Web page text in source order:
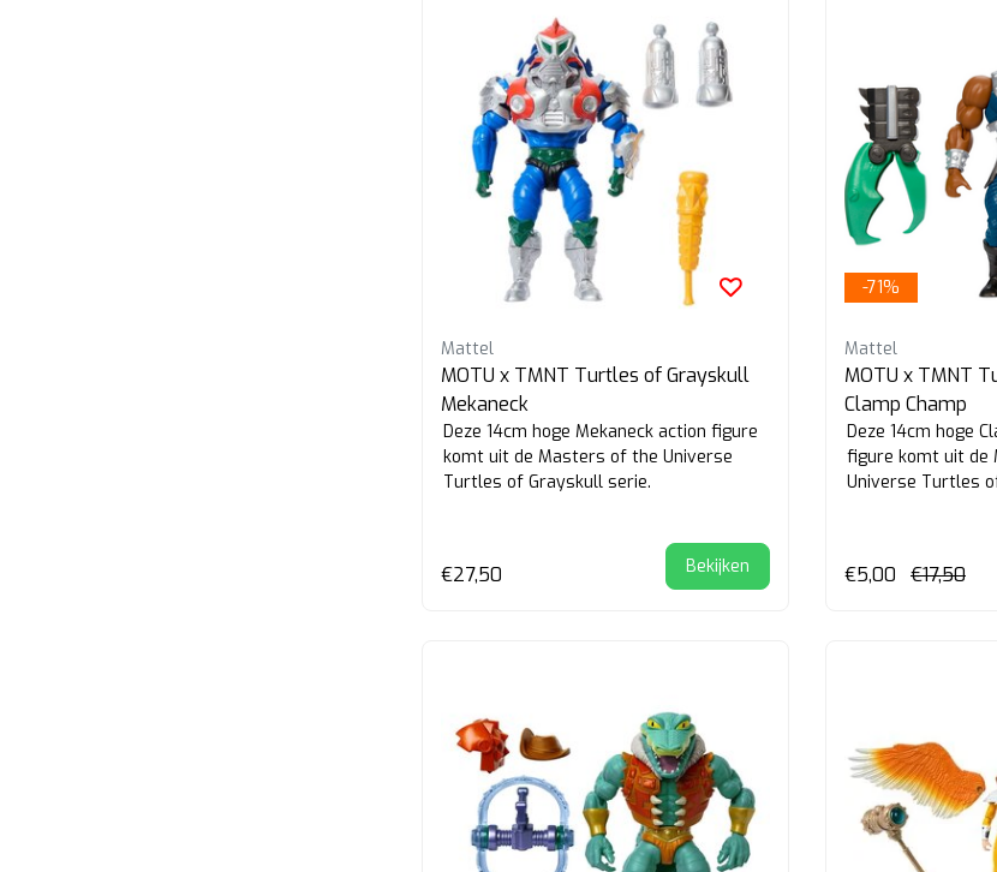
Mattel
MOTU x TMNT Turtles of Grayskull
Mekaneck
Deze 14cm hoge Mekaneck action figure
komt uit de Masters of the Universe
Turtles of Grayskull serie.
€27,50 Bekijken
-71%
Mattel
MOTU x TMNT
Clamp Champ
Deze 14cm hoge
figure komt uit de
Universe Turtles
€5,00 €17,50